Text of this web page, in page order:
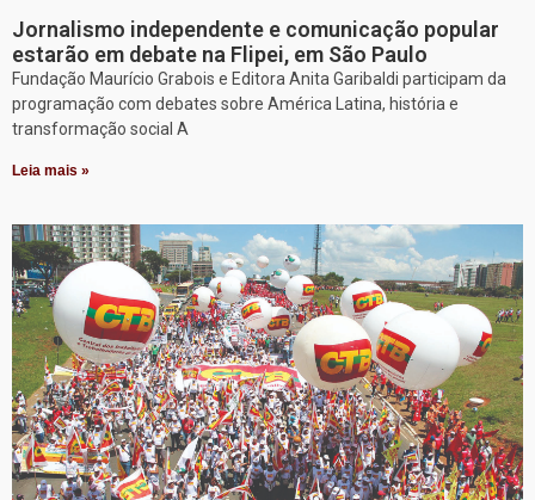
Jornalismo independente e comunicação popular
estarão em debate na Flipei, em São Paulo
Fundação Maurício Grabois e Editora Anita Garibaldi participam da
programação com debates sobre América Latina, história e
transformação social A
Leia mais »